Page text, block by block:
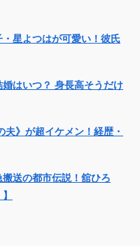
星よつはが可愛い！彼氏
はいつ？ 身長高そうだけ
》が超イケメン！経歴・
送の都市伝説！舘ひろ